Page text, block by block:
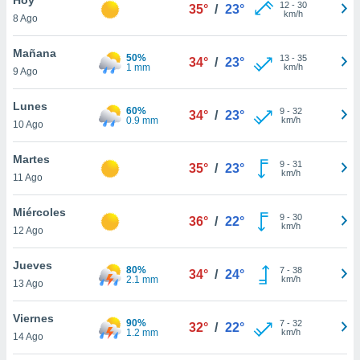
y
en
más
de
8 Ago
35° / 23° 12- 30
km/h
Mañana
9 Ago
50%
1 mm
34° / 23° 13- 35
km/h
Lunes
10 Ago
60%
0.9 mm
34° / 23° 9- 32
km/h
Martes
11 Ago
35° / 23° 9- 31
km/h
Miércoles
12 Ago
36° / 22° 9- 30
km/h
Jueves
13 Ago
80%
2.1 mm
34° / 24° 7- 38
km/h
Viernes
14 Ago
90%
1.2 mm
32° / 22° 7- 32
km/h